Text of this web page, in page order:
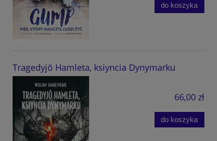
do koszyka
Tragedyjŏ Hamleta, ksiyncia Dynymarku
66,00 zł
do koszyka